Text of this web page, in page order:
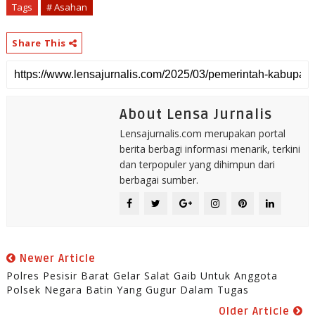
Tags # Asahan
Share This
About Lensa Jurnalis
Lensajurnalis.com merupakan portal
berita berbagi informasi menarik, terkini
dan terpopuler yang dihimpun dari
berbagai sumber.
Newer Article
Polres Pesisir Barat Gelar Salat Gaib Untuk Anggota
Polsek Negara Batin Yang Gugur Dalam Tugas
Older Article